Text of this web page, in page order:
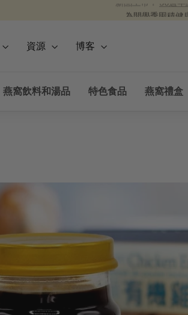
為開學季囤積健
資源 博客
燕窩飲料和湯品 特色食品 燕窩禮盒